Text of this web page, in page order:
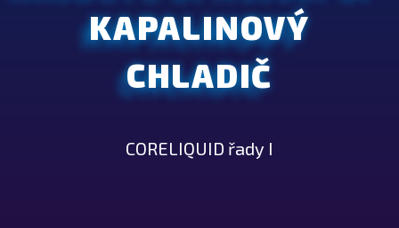
KAPALINOVÝ
CHLADIČ
CORELIQUID řady I